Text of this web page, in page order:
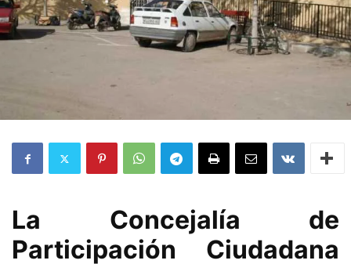
La Concejalía de
Participación Ciudadana